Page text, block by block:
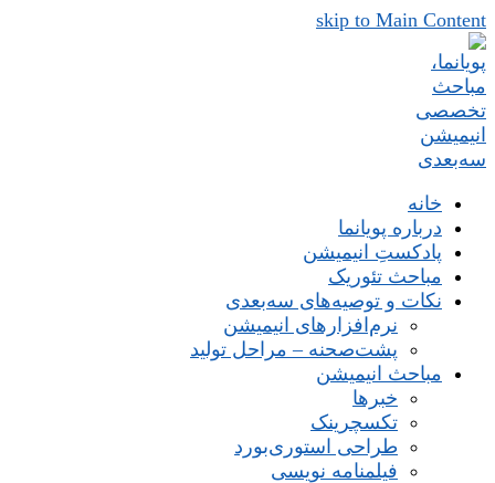
skip to Main Content
خانه
درباره پویانما
پادکستِ انیمیشن
مباحث تئوریک
نکات و توصیه‌های‌ سه‌بعدی
نرم‌افزارهای انیمیشن
پشت‌صحنه – مراحل تولید
مباحث انیمیشن
خبرها
تکسچرینک
طراحی استوری‌بورد
فیلمنامه نویسی